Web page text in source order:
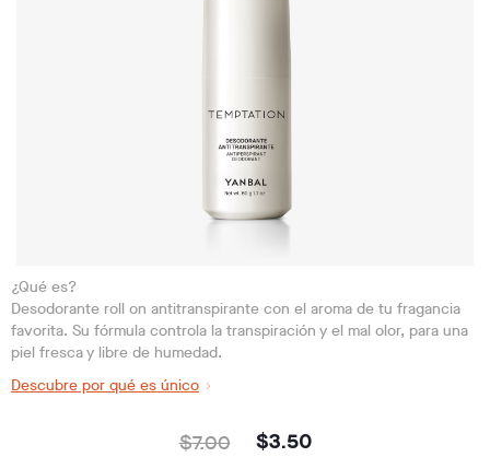
¿Qué es?
Desodorante roll on antitranspirante con el aroma de tu fragancia
favorita. Su fórmula controla la transpiración y el mal olor, para una
piel fresca y libre de humedad.
Descubre por qué es único
$7.00 $3.50